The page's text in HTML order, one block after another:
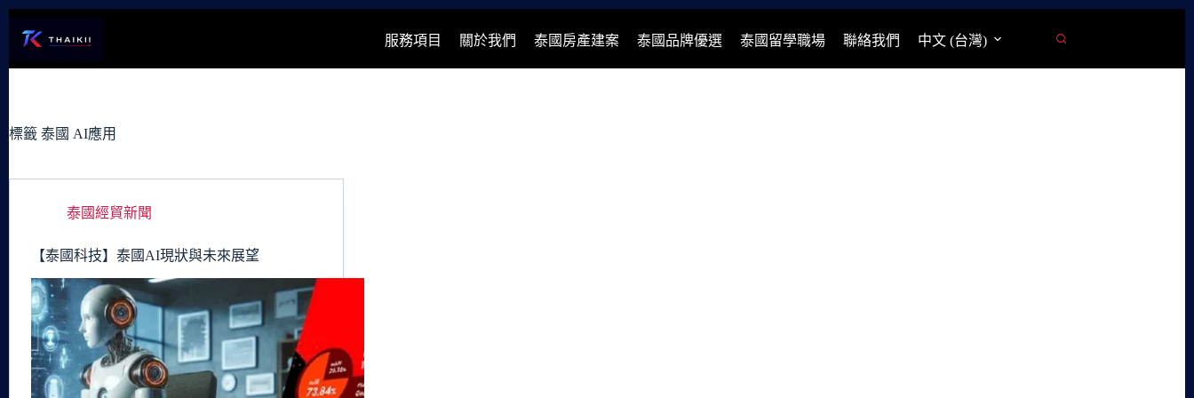
容
服務項目 關於我們 泰國房產建案 泰國品牌優選 泰國留學職場 聯絡我們 中文 (台灣)
標籤 泰國 AI應用
泰國經貿新聞
【泰國科技】泰國AI現狀與未來展望